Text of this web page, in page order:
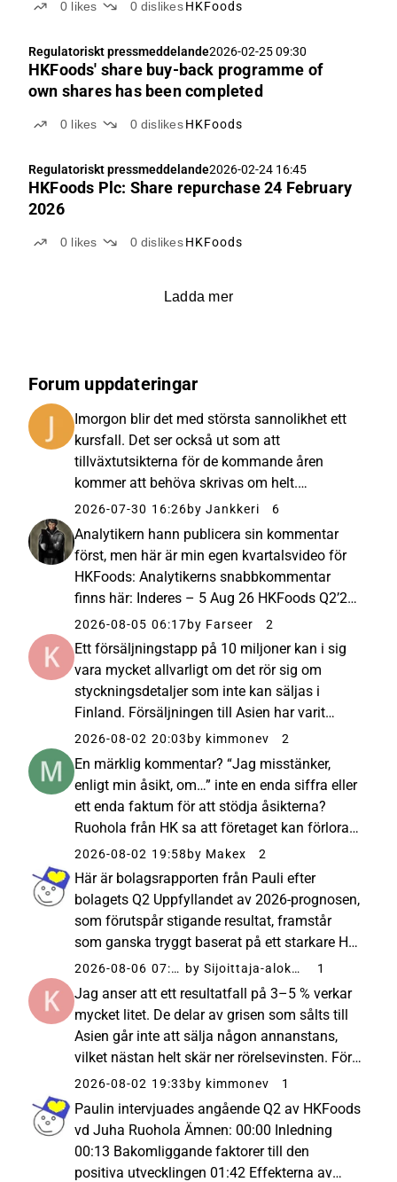
0 likes 0 dislikes HKFoods
Regulatoriskt pressmeddelande2026-02-25 09:30
HKFoods' share buy-back programme of
own shares has been completed
0 likes 0 dislikes HKFoods
Regulatoriskt pressmeddelande2026-02-24 16:45
HKFoods Plc: Share repurchase 24 February
2026
0 likes 0 dislikes HKFoods
Ladda mer
Forum uppdateringar
Imorgon blir det med största sannolikhet ett
kursfall. Det ser också ut som att
tillväxtutsikterna för de kommande åren
kommer att behöva skrivas om helt.
Maaseudun Tulevaisuus – 30 Jul 26 HK
Foods: ASF-epäily pysäytti viennin ja uhkaa
sulkea Kiinan ja Japanin... HK Foods on
käynnist...
2026-07-30 16:26by Jankkeri 6
Analytikern hann publicera sin kommentar
först, men här är min egen kvartalsvideo för
HKFoods: Analytikerns snabbkommentar
finns här: Inderes – 5 Aug 26 HKFoods Q2’26
-pikakommentti: Hyvä raportti ilman suuria
yllätyksiä - Inderes Tulos parantui hieman
odotuksiamme enemmän ja ohjeistus...
2026-08-05 06:17by Farseer 2
Ett försäljningstapp på 10 miljoner kan i sig
vara mycket allvarligt om det rör sig om
styckningsdetaljer som inte kan säljas i
Finland. Försäljningen till Asien har varit
mycket lönsam eftersom man där har kunnat
sälja klövar och annat som man knappt får
någonting för i Finland....
2026-08-02 20:03 by kimmonev 2
En märklig kommentar? “Jag misstänker,
enligt min åsikt, om…” inte en enda siffra eller
ett enda faktum för att stödja åsikterna?
Ruohola från HK sa att företaget kan förlora
10 m i försäljning. Analytikern förutspår en
vinstminskning på 3–5 %. Enligt Kimmonev
leder detta till att...
2026-08-02 19:58 by Makex 2
Här är bolagsrapporten från Pauli efter
bolagets Q2 Uppfyllandet av 2026-prognosen,
som förutspår stigande resultat, framstår
som ganska tryggt baserat på ett starkare H1
än väntat. Vi förutspår dock att vinsttillväxten
stannar av under H2, bland annat till följd av
exporteffekter...
2026-08-06 07:47 by Sijoittaja-alokas 1
Jag anser att ett resultatfall på 3–5 % verkar
mycket litet. De delar av grisen som sålts till
Asien går inte att sälja någon annanstans,
vilket nästan helt skär ner rörelsevinsten. För
det andra kommer den del av köttet som inte
kan säljas till Asien och som har en
konsumentefterfr...
2026-08-02 19:33 by kimmonev 1
Paulin intervjuades angående Q2 av HKFoods
vd Juha Ruohola Ämnen: 00:00 Inledning
00:13 Bakomliggande faktorer till den
positiva utvecklingen 01:42 Effekterna av